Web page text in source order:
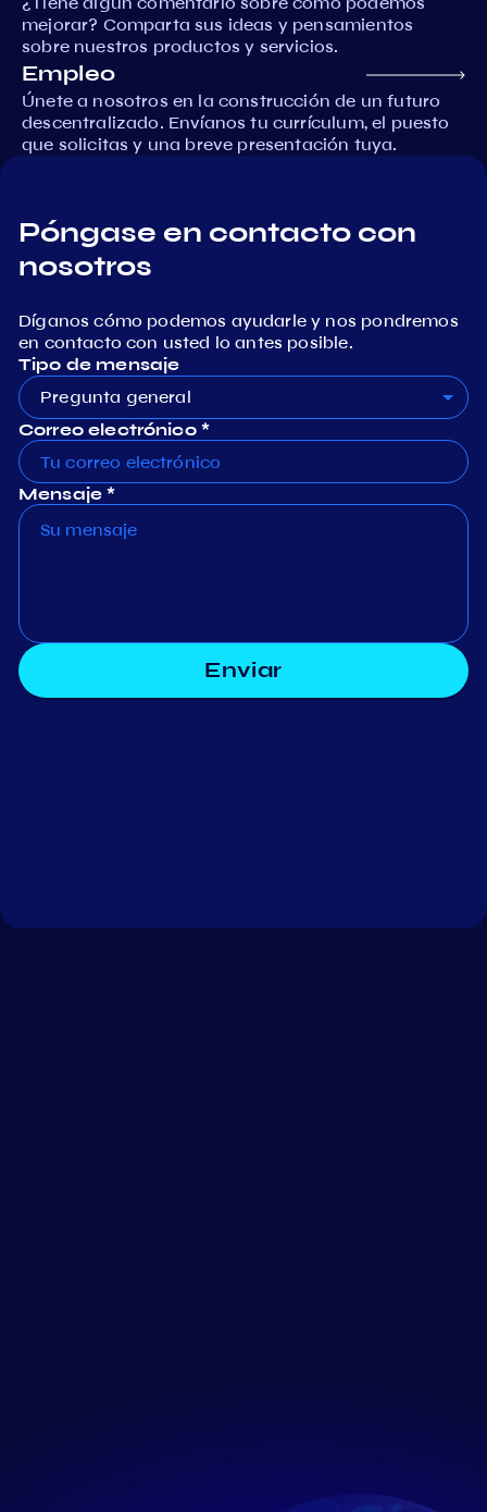
mejorar? Comparta sus ideas y pensamientos
sobre nuestros productos y servicios.
Empleo
Únete a nosotros en la construcción de un futuro
descentralizado. Envíanos tu currículum, el puesto
que solicitas y una breve presentación tuya.
Póngase en contacto con
nosotros
Díganos cómo podemos ayudarle y nos pondremos
en contacto con usted lo antes posible.
Tipo de mensaje
Pregunta general
Correo electrónico *
Mensaje *
Enviar